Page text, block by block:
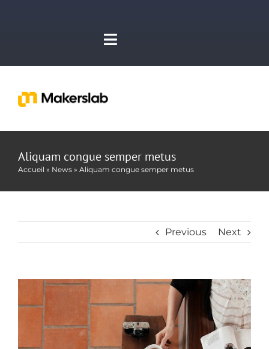
Toggle
Navigation
E-Learning
L’Accélérateur
Aliquam congue semper metus
Accueil » News » Aliquam congue semper metus
Previous Next
Larger
Image